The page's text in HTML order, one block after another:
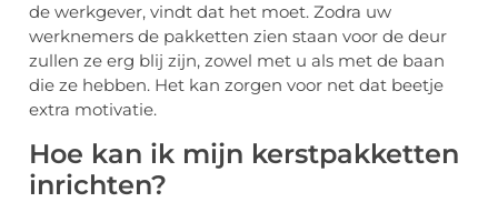
de werkgever, vindt dat het moet. Zodra uw
werknemers de pakketten zien staan voor de deur
zullen ze erg blij zijn, zowel met u als met de baan
die ze hebben. Het kan zorgen voor net dat beetje
extra motivatie.
Hoe kan ik mijn kerstpakketten
inrichten?